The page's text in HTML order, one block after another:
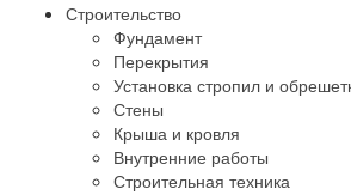
Строительство
Фундамент
Перекрытия
Установка стропил и
Стены
Крыша и кровля
Внутренние работы
Строительная техника